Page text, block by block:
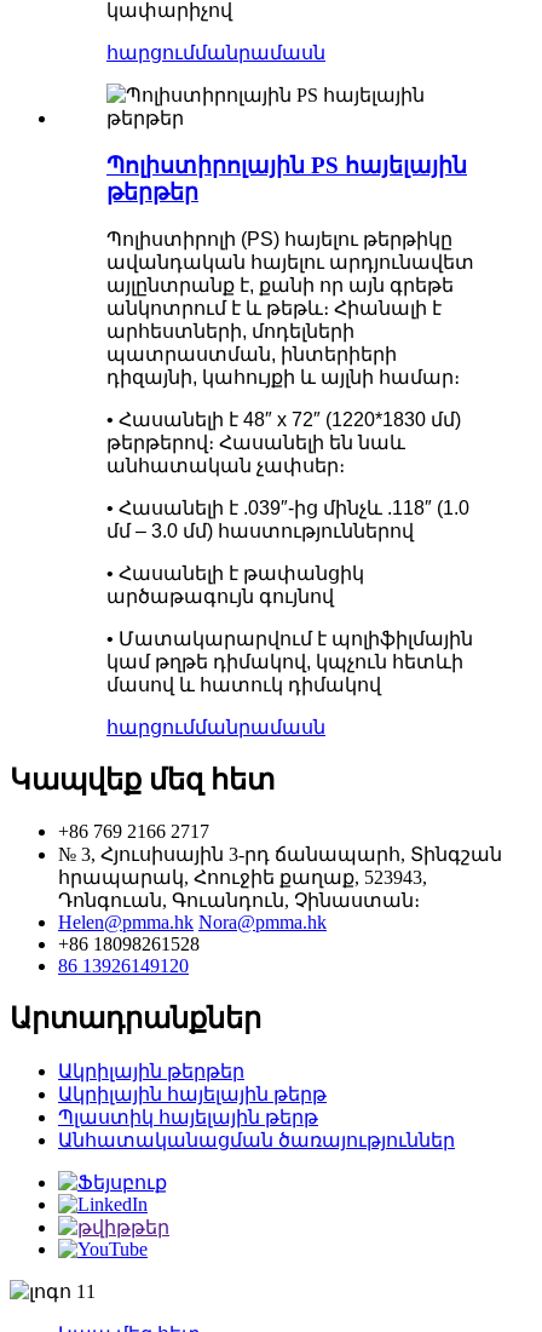
կափարիչով
հարցումմանրամասն
Պոլիստիրոլային PS հայելային
թերթեր
Պոլիստիրոլի (PS) հայելու թերթիկը
ավանդական հայելու արդյունավետ
այլընտրանք է, քանի որ այն գրեթե
անկոտրում է և թեթև։ Հիանալի է
արհեստների, մոդելների
պատրաստման, ինտերիերի
դիզայնի, կահույքի և այլնի համար։
• Հասանելի է 48″ x 72″ (1220*1830 մմ)
թերթերով։ Հասանելի են նաև
անհատական ​​չափսեր։
• Հասանելի է .039″-ից մինչև .118″ (1.0
մմ – 3.0 մմ) հաստություններով
• Հասանելի է թափանցիկ
արծաթագույն գույնով
• Մատակարարվում է պոլիֆիլմային
կամ թղթե դիմակով, կպչուն հետևի
մասով և հատուկ դիմակով
հարցումմանրամասն
Կապվեք մեզ հետ
+86 769 2166 2717
№ 3, Հյուսիսային 3-րդ ճանապարհ, Տինգշան
հրապարակ, Հոուջիե քաղաք, 523943,
Դոնգուան, Գուանդուն, Չինաստան։
Helen@pmma.hk Nora@pmma.hk
+86 18098261528
86 13926149120
Արտադրանքներ
Ակրիլային թերթեր
Ակրիլային հայելային թերթ
Պլաստիկ հայելային թերթ
Անհատականացման ծառայություններ